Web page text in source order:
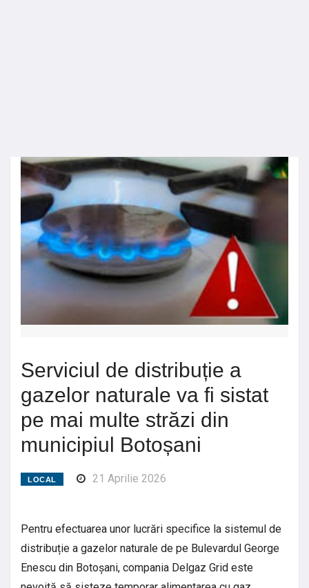
Serviciul de distribuție a
gazelor naturale va fi sistat
pe mai multe străzi din
municipiul Botoșani
LOCAL 21 Aprilie 2026
Pentru efectuarea unor lucrări specifice la sistemul de
distribuție a gazelor naturale de pe Bulevardul George
Enescu din Botoșani, compania Delgaz Grid este